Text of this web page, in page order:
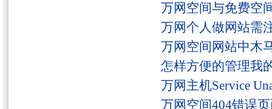
万网空间与免费空
万网个人做网站需
万网空间网站中木
怎样方便的管理我
万网主机Service
万网空间404错误